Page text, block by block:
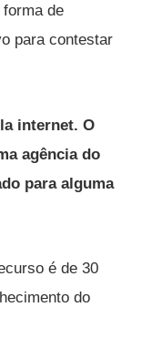
de
para contestar
internet. O
agência do
para alguma
é de 30
do